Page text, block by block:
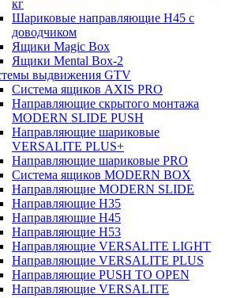
кг
Шариковые направляющие H45 с
доводчиком
Ящики Magic Box
Ящики Mental Box-2
выдвижения GTV
Система ящиков AXIS PRO
Направляющие скрытого монтажа
MODERN SLIDE PUSH
Направляющие шариковые
VERSALITE PLUS+
Направляющие шариковые PRO
Система ящиков MODERN BOX
Направляющие MODERN SLIDE
Направляющие H35
Направляющие H45
Направляющие H53
Направляющие VERSALITE LIGHT
Направляющие VERSALITE PLUS
Направляющие PUSH TO OPEN
Направляющие VERSALITE